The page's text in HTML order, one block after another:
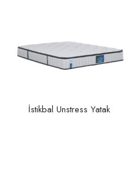
İstikbal Unstress Yatak